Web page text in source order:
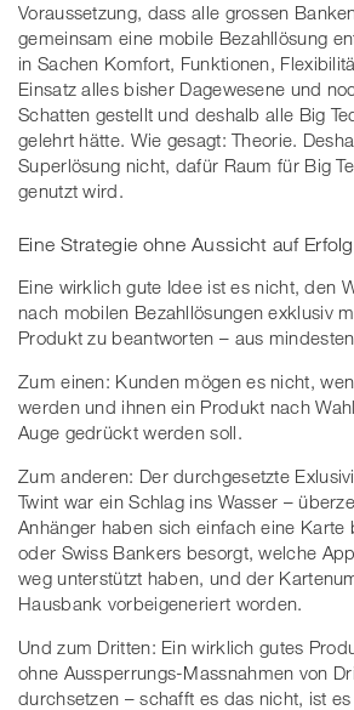
Voraussetzung, dass alle grossen
gemeinsam eine mobile Bezahllösung
in Sachen Komfort, Funktionen,
Einsatz alles bisher Dagewesene und
Schatten gestellt und deshalb alle Big
gelehrt hätte. Wie gesagt: Theorie.
Superlösung nicht, dafür Raum für Big
genutzt wird.
Eine Strategie ohne Aussicht auf Erfolg
Eine wirklich gute Idee ist es nicht, den
nach mobilen Bezahllösungen exklusiv
Produkt zu beantworten – aus
Zum einen: Kunden mögen es nicht,
werden und ihnen ein Produkt nach
Auge gedrückt werden soll.
Zum anderen: Der durchgesetzte
Twint war ein Schlag ins Wasser –
Anhänger haben sich einfach eine Karte
oder Swiss Bankers besorgt, welche
weg unterstützt haben, und der
Hausbank vorbeigeneriert worden.
Und zum Dritten: Ein wirklich gutes
ohne Aussperrungs-Massnahmen von
durchsetzen – schafft es das nicht, ist